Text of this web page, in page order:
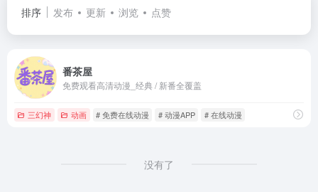
排序 发布 更新 浏览 点赞
番茶屋
免费观看高清动漫_经典 / 新番全覆盖
三幻神 动画 # 免费在线动漫 # 动漫APP # 在线动漫
没有了